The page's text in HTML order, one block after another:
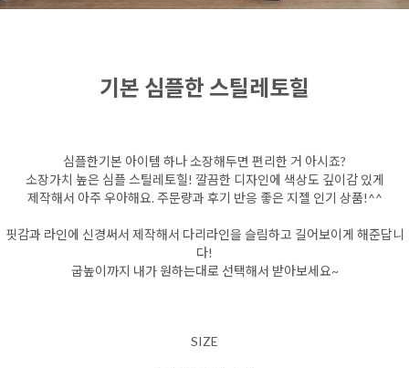
기본 심플한 스틸레토힐
심플한기본 아이템 하나 소장해두면 편리한 거 아시죠?
소장가치 높은 심플 스틸레토힐! 깔끔한 디자인에 색상도 깊이감 있게
제작해서 아주 우아해요. 주문량과 후기 반응 좋은 지젤 인기 상품!^^
핏감과 라인에 신경써서 제작해서 다리라인을 슬림하고 길어보이게 해준답니
다!
굽높이까지 내가 원하는대로 선택해서 받아보세요~
SIZE